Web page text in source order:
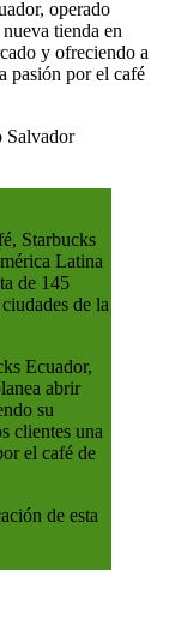
operado
tienda en
y ofreciendo a
pasión por el café
Salvador
Starbucks
Latina
de 145
de la
Ecuador,
abrir
su
clientes una
el café de
de esta